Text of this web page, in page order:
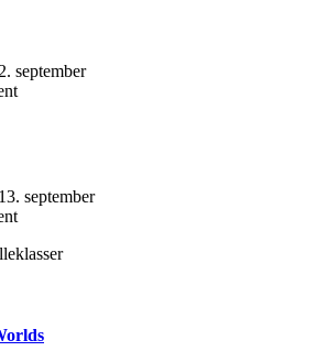
september
13. september